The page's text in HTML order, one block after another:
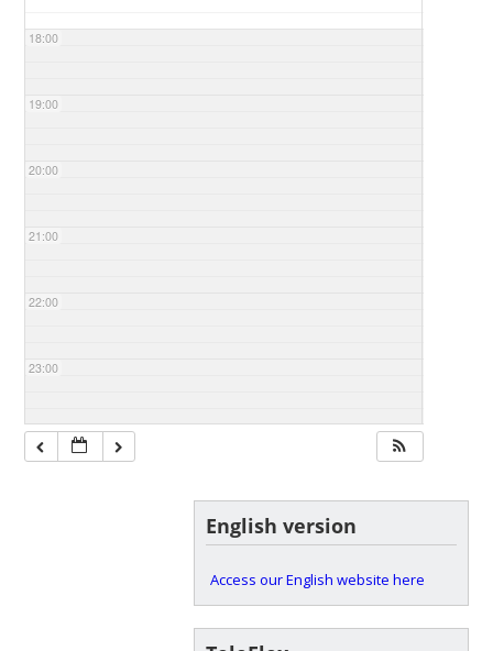
18:00
19:00
20:00
21:00
22:00
23:00
English version
Access our English website here